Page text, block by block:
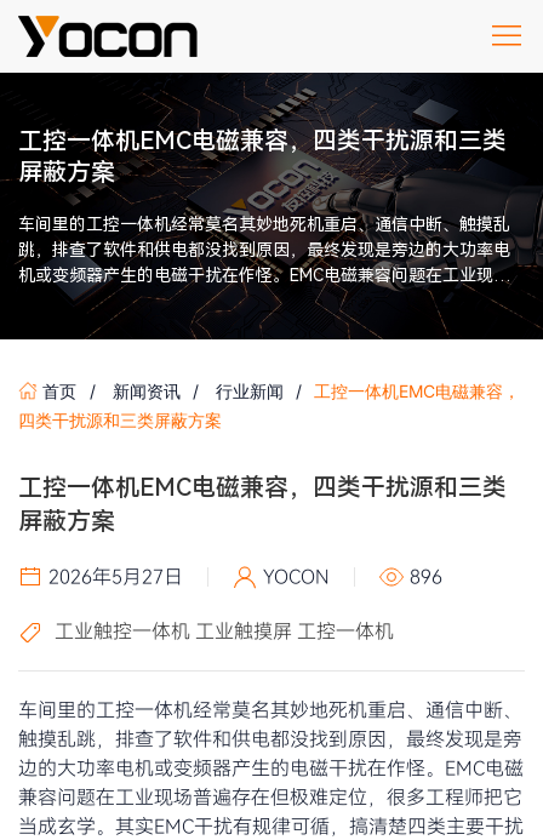
工控一体机EMC电磁兼容，四类干扰源和三类
屏蔽方案
车间里的工控一体机经常莫名其妙地死机重启、通信中断、触摸乱
跳，排查了软件和供电都没找到原因，最终发现是旁边的大功率电
机或变频器产生的电磁干扰在作怪。EMC电磁兼容问题在工业现场
普遍存在但极难定位，很多 […]
首页 新闻资讯 行业新闻
工控一体机EMC电磁兼容，
四类干扰源和三类屏蔽方案
工控一体机EMC电磁兼容，四类干扰源和三类
屏蔽方案
2026年5月27日 YOCON 896
工业触控一体机 工业触摸屏 工控一体机
车间里的工控一体机经常莫名其妙地死机重启、通信中断、
触摸乱跳，排查了软件和供电都没找到原因，最终发现是旁
边的大功率电机或变频器产生的电磁干扰在作怪。EMC电磁
兼容问题在工业现场普遍存在但极难定位，很多工程师把它
当成玄学。其实EMC干扰有规律可循，搞清楚四类主要干扰